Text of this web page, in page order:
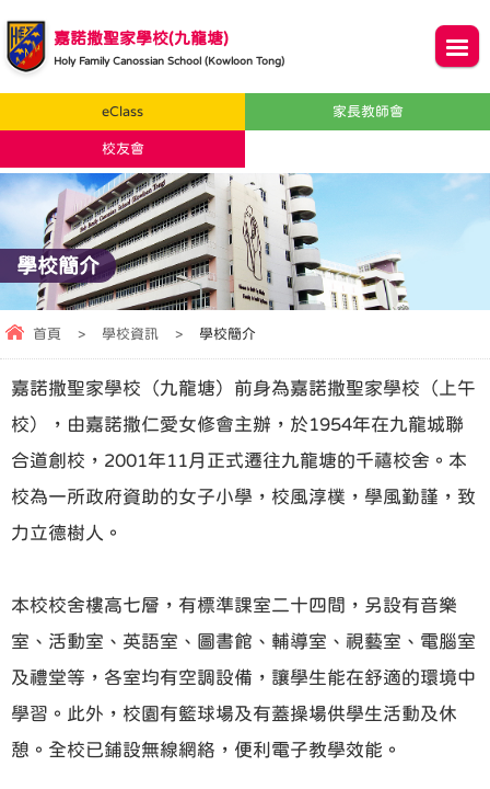
嘉諾撒聖家學校(九龍塘)
Holy Family Canossian School (Kowloon Tong)
eClass 家長教師會
校友會
學校簡介
首頁 > 學校資訊 > 學校簡介
嘉諾撒聖家學校（九龍塘）前身為嘉諾撒聖家學校（上午
校），由嘉諾撒仁愛女修會主辦，於1954年在九龍城聯
合道創校，2001年11月正式遷往九龍塘的千禧校舍。本
校為一所政府資助的女子小學，校風淳樸，學風勤謹，致
力立德樹人。
本校校舍樓高七層，有標準課室二十四間，另設有音樂
室、活動室、英語室、圖書館、輔導室、視藝室、電腦室
及禮堂等，各室均有空調設備，讓學生能在舒適的環境中
學習。此外，校園有籃球場及有蓋操場供學生活動及休
憩。全校已鋪設無線網絡，便利電子教學效能。